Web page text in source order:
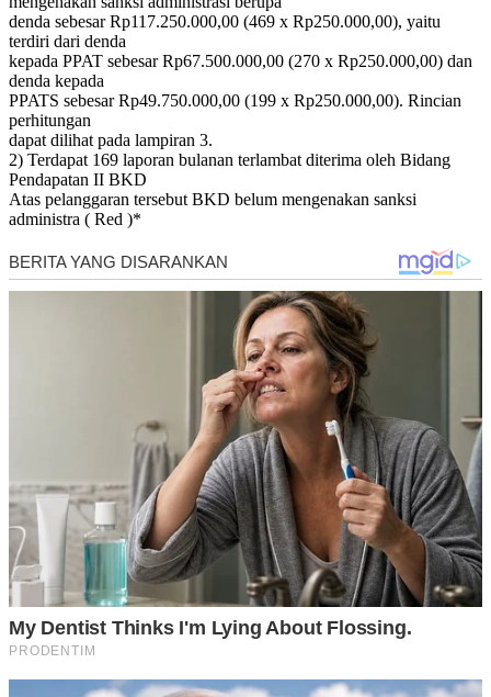
denda sebesar Rp117.250.000,00 (469 x Rp250.000,00), yaitu
terdiri dari denda
kepada PPAT sebesar Rp67.500.000,00 (270 x Rp250.000,00) dan
denda kepada
PPATS sebesar Rp49.750.000,00 (199 x Rp250.000,00). Rincian
perhitungan
dapat dilihat pada lampiran 3.
2) Terdapat 169 laporan bulanan terlambat diterima oleh Bidang
Pendapatan II BKD
Atas pelanggaran tersebut BKD belum mengenakan sanksi
administra ( Red )*